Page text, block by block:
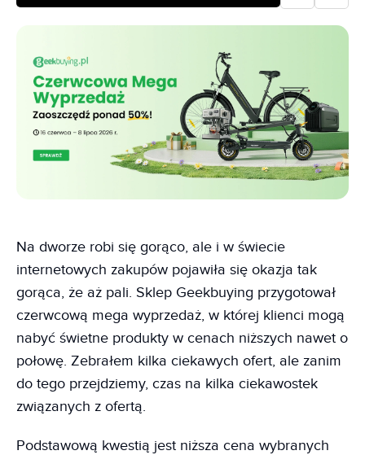
Na dworze robi się gorąco, ale i w świecie
internetowych zakupów pojawiła się okazja tak
gorąca, że aż pali. Sklep Geekbuying przygotował
czerwcową mega wyprzedaż, w której klienci mogą
nabyć świetne produkty w cenach niższych nawet o
połowę. Zebrałem kilka ciekawych ofert, ale zanim
do tego przejdziemy, czas na kilka ciekawostek
związanych z ofertą.
Podstawową kwestią jest niższa cena wybranych